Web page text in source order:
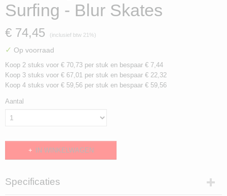
Surfing - Blur Skates
€ 74,45 (inclusief btw 21%)
✓ Op voorraad
Koop 2 stuks voor € 70,73 per stuk en bespaar € 7,44
Koop 3 stuks voor € 67,01 per stuk en bespaar € 22,32
Koop 4 stuks voor € 59,56 per stuk en bespaar € 59,56
Aantal
IN WINKELWAGEN
Specificaties